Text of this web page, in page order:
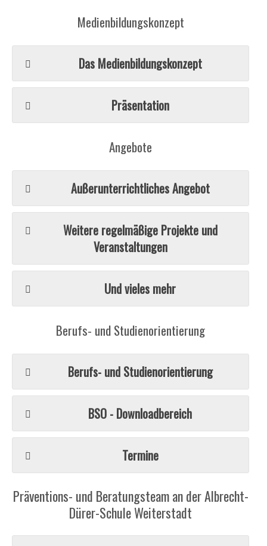
Medienbildungskonzept
Das Medienbildungskonzept
Präsentation
Angebote
Außerunterrichtliches Angebot
Weitere regelmäßige Projekte und
Veranstaltungen
Und vieles mehr
Berufs- und Studienorientierung
Berufs- und Studienorientierung
BSO - Downloadbereich
Termine
Präventions- und Beratungsteam an der Albrecht-
Dürer-Schule Weiterstadt